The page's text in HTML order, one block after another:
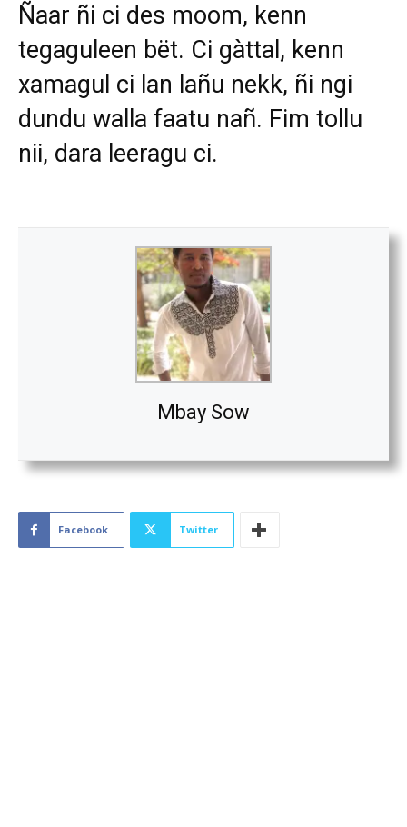
Ñaar ñi ci des moom, kenn
tegaguleen bët. Ci gàttal, kenn
xamagul ci lan lañu nekk, ñi ngi
dundu walla faatu nañ. Fim tollu
nii, dara leeragu ci.
Mbay Sow
Facebook Twitter